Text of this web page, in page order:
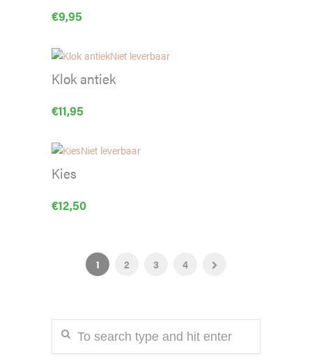
€9,95
Niet leverbaar
Klok antiek
€11,95
Niet leverbaar
Kies
€12,50
1 2 3 4